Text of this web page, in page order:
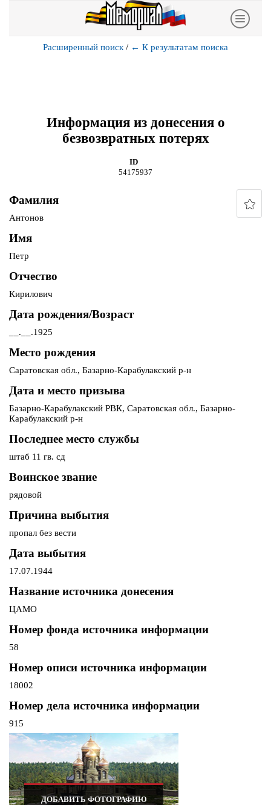
Расширенный поиск / ← К результатам поиска
Информация из донесения о
безвозвратных потерях
ID
54175937
Фамилия
Антонов
Имя
Петр
Отчество
Кирилович
Дата рождения/Возраст
__.__.1925
Место рождения
Саратовская обл., Базарно-Карабулакский р-н
Дата и место призыва
Базарно-Карабулакский РВК, Саратовская обл., Базарно-
Карабулакский р-н
Последнее место службы
штаб 11 гв. сд
Воинское звание
рядовой
Причина выбытия
пропал без вести
Дата выбытия
17.07.1944
Название источника донесения
ЦАМО
Номер фонда источника информации
58
Номер описи источника информации
18002
Номер дела источника информации
915
ДОБАВИТЬ ФОТОГРАФИЮ